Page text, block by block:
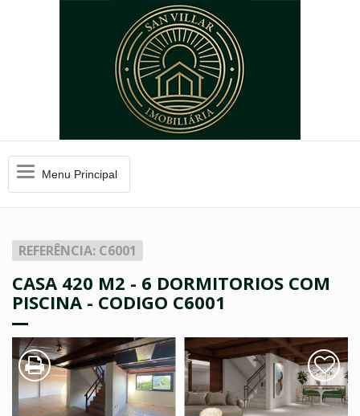
MenuMenu Principal
REFERÊNCIA: C6001
CASA 420 M2 - 6 DORMITORIOS COM
PISCINA - CODIGO C6001